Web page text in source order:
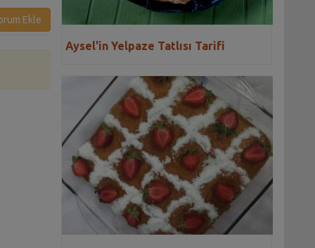
Ekle
Aysel'in Yelpaze Tatlısı Tarifi